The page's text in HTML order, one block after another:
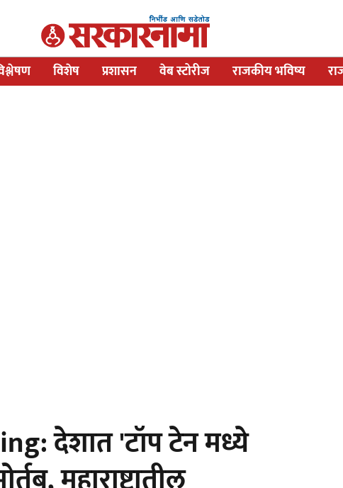
विशेष प्रशासन वेब स्टोरीज राजकीय भविष्य
देशात 'टॉप टेन मध्ये